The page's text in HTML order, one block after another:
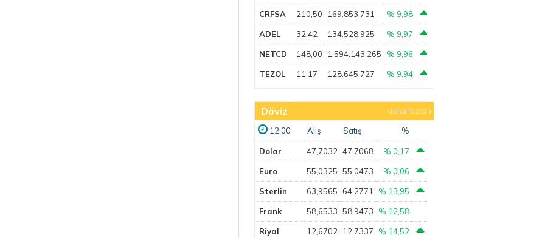
CRFSA 210,50 169.853.731 % 9,98
ADEL 32,42 134.528.925 % 9,97
NETCD 148,00 1.594.143.265 % 9,96
TEZOL 11,17 128.645.727 % 9,94
Döviz daha fazla
12:00 Alış Satış %
Dolar 47,7032 47,7068 % 0,17
Euro 55,0325 55,0473 % 0,06
Sterlin 63,9565 64,2771 % 13,95
Frank 58,6533 58,9473 % 12,58
Riyal 12,6702 12,7337 % 14,52